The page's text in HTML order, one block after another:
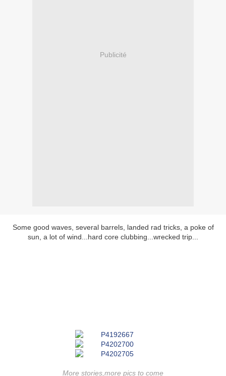
Publicité
Some good waves, several barrels, landed rad tricks, a poke of
sun, a lot of wind...hard core clubbing...wrecked trip...
More stories,more pics to come